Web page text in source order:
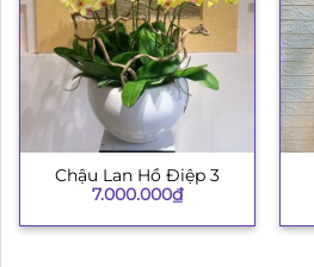
Chậu Lan Hồ Điệp 3
7.000.000₫